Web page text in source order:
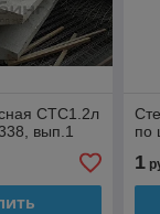
СТС1.2л
вып.1
по
1